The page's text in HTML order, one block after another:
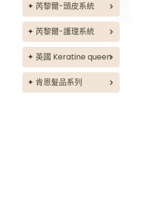
芮黎爾-頭皮系統
油性掉髮調理
油性頭皮調理
育毛再生調理
平衡滋養調理
芮黎爾-護理系統
重組滋潤護理
光澤保水護理
直順毛燥護理
英國 Keratine queen
Keratine queen
肯恩髮品系列